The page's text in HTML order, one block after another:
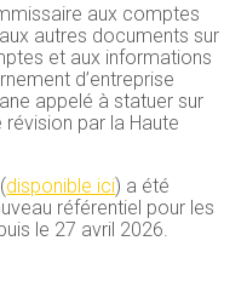
aux comptes
autres documents sur
et aux informations
d’entreprise
appelé à statuer sur
révision par la Haute
disponible ici) a été
référentiel pour les
le 27 avril 2026.